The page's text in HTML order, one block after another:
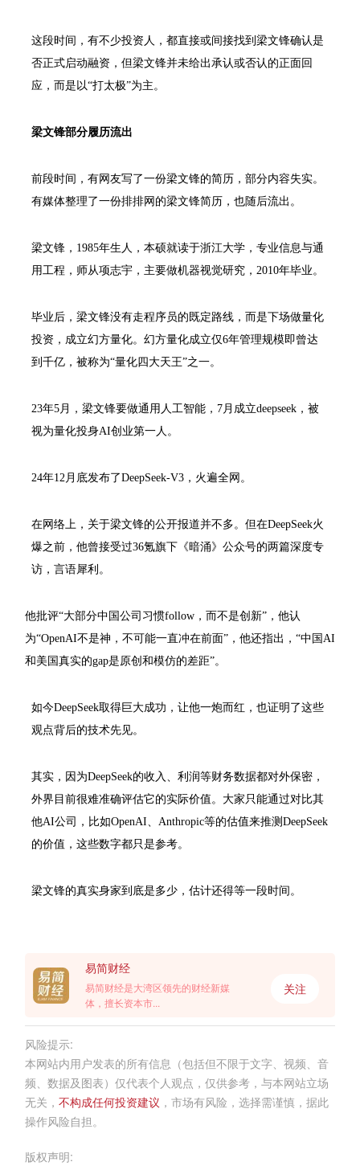
这段时间，有不少投资人，都直接或间接找到梁文锋确认是
否正式启动融资，但梁文锋并未给出承认或否认的正面回
应，而是以“打太极”为主。
梁文锋部分履历流出
前段时间，有网友写了一份梁文锋的简历，部分内容失实。
有媒体整理了一份排排网的梁文锋简历，也随后流出。
梁文锋，1985年生人，本硕就读于浙江大学，专业信息与通
用工程，师从项志宇，主要做机器视觉研究，2010年毕业。
毕业后，梁文锋没有走程序员的既定路线，而是下场做量化
投资，成立幻方量化。幻方量化成立仅6年管理规模即曾达
到千亿，被称为“量化四大天王”之一。
23年5月，梁文锋要做通用人工智能，7月成立deepseek，被
视为量化投身AI创业第一人。
24年12月底发布了DeepSeek-V3，火遍全网。
在网络上，关于梁文锋的公开报道并不多。但在DeepSeek火
爆之前，他曾接受过36氪旗下《暗涌》公众号的两篇深度专
访，言语犀利。
他批评“大部分中国公司习惯follow，而不是创新”，他认
为“OpenAI不是神，不可能一直冲在前面”，他还指出，“中国AI
和美国真实的gap是原创和模仿的差距”。
如今DeepSeek取得巨大成功，让他一炮而红，也证明了这些
观点背后的技术先见。
其实，因为DeepSeek的收入、利润等财务数据都对外保密，
外界目前很难准确评估它的实际价值。大家只能通过对比其
他AI公司，比如OpenAI、Anthropic等的估值来推测DeepSeek
的价值，这些数字都只是参考。
梁文锋的真实身家到底是多少，估计还得等一段时间。
易简财经
易简财经是大湾区领先的财经新媒
体，擅长资本市...
关注
风险提示:
本网站内用户发表的所有信息（包括但不限于文字、视频、音
频、数据及图表）仅代表个人观点，仅供参考，与本网站立场
无关， 不构成任何投资建议 ，市场有风险，选择需谨慎，据此
操作风险自担。
版权声明: